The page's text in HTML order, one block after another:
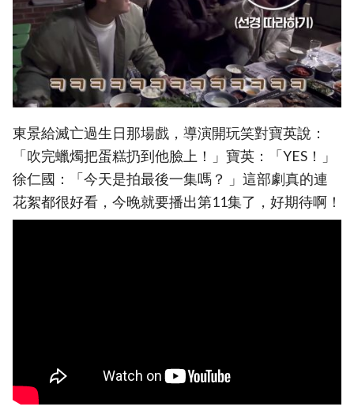
東景給滅亡過生日那場戲，導演開玩笑對寶英說：
「吹完蠟燭把蛋糕扔到他臉上！」寶英：「YES！」
徐仁國：「今天是拍最後一集嗎？ 」這部劇真的連
花絮都很好看，今晚就要播出第11集了，好期待啊！